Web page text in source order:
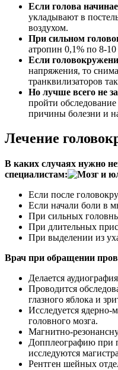
Если голова
укладывают в
воздухом.
При сильном
атропин 0,1% по 8-10
Если
напряжения, то
транквилизаторов
Но лучше всего не
пройти
причины болезни и
Лечение
В каких случаях нужно
специалистам:
Если после
Если начали боли в
При сильных
При длительных
При выделении из
Врач при обращении
Делается
Проводится
глазного яблока и
Исследуется
головного мозга.
Магнитно-
Допплеографию при
исследуются
Рентген шейных